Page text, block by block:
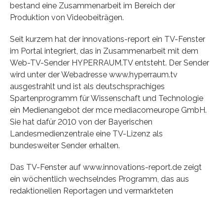
bestand eine Zusammenarbeit im Bereich der
Produktion von Videobeiträgen.
Seit kurzem hat der innovations-report ein TV-Fenster
im Portal integriert, das in Zusammenarbeit mit dem
Web-TV-Sender HYPERRAUM.TV entsteht. Der Sender
wird unter der Webadresse www.hyperraum.tv
ausgestrahlt und ist als deutschsprachiges
Spartenprogramm für Wissenschaft und Technologie
ein Medienangebot der mce mediacomeurope GmbH.
Sie hat dafür 2010 von der Bayerischen
Landesmedienzentrale eine TV-Lizenz als
bundesweiter Sender erhalten.
Das TV-Fenster auf www.innovations-report.de zeigt
ein wöchentlich wechselndes Programm, das aus
redaktionellen Reportagen und vermarkteten